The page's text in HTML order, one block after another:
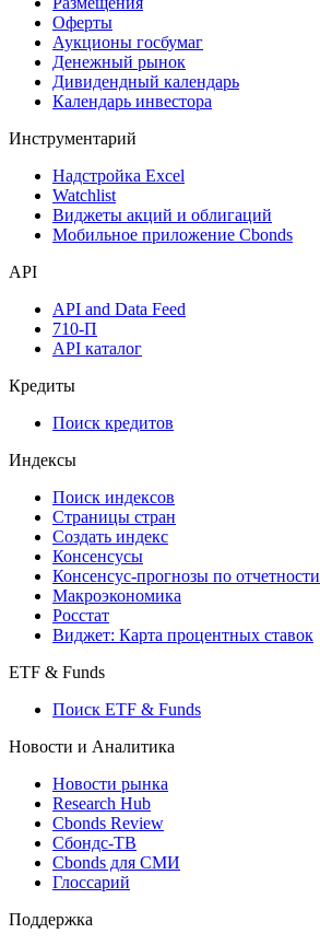
Оферты
Аукционы госбумаг
Денежный рынок
Дивидендный календарь
Календарь инвестора
Инструментарий
Надстройка Excel
Watchlist
Виджеты акций и облигаций
Мобильное приложение Cbonds
API
API and Data Feed
710-П
API каталог
Кредиты
Поиск кредитов
Индексы
Поиск индексов
Страницы стран
Создать индекс
Консенсусы
Консенсус-прогнозы по отчетности
Макроэкономика
Росстат
Виджет: Карта процентных ставок
ETF & Funds
Поиск ETF & Funds
Новости и Аналитика
Новости рынка
Research Hub
Cbonds Review
Сбондс-ТВ
Cbonds для СМИ
Глоссарий
Поддержка